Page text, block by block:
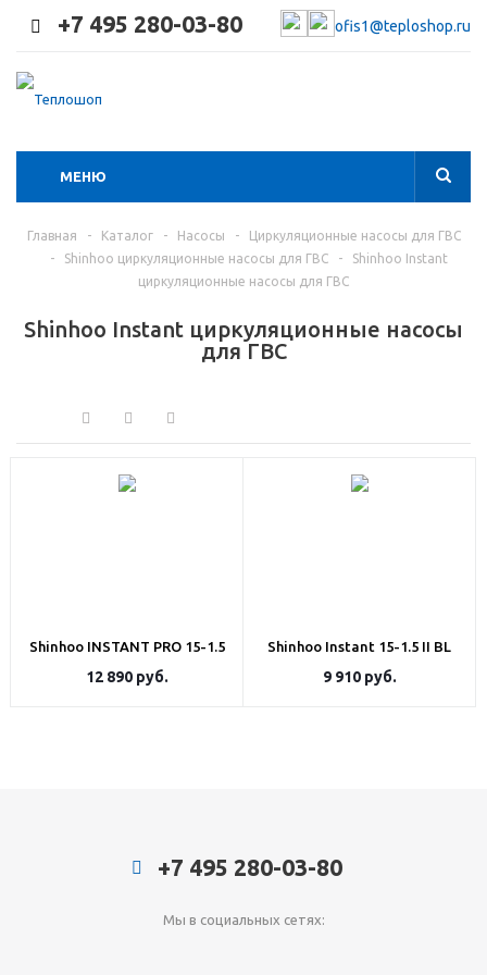
+7 495 280-03-80 ofis1@teploshop.ru
МЕНЮ
Главная - Каталог - Насосы -
Циркуляционные насосы для ГВС
-
Shinhoo циркуляционные насосы для ГВС -
Shinhoo Instant
циркуляционные насосы для ГВС
Shinhoo Instant циркуляционные насосы
для ГВС
Shinhoo INSTANT PRO 15-1.5
12 890руб.
Shinhoo Instant 15-1.5 II BL
9 910руб.
+7 495 280-03-80
Мы в социальных сетях: